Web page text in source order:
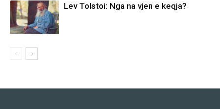
Lev Tolstoi: Nga na vjen e keqja?